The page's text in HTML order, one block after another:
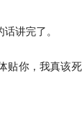
讲完了。
你，我真该